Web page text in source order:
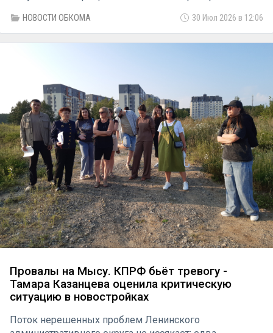
Областной больницы №3 города Тобольска.
Инициатором наказа стала врач тобольской
НОВОСТИ ОБКОМА 30 Июл 2026 в 12:06
Провалы на Мысу. КПРФ бьёт тревогу -
Тамара Казанцева оценила критическую
ситуацию в новостройках
Поток нерешенных проблем Ленинского